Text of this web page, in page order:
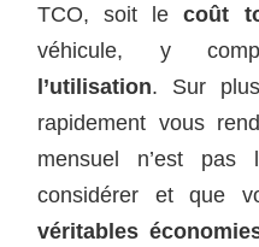
TCO, soit lecoût
véhicule, y
l’utilisation. Sur
rapidement vous
mensuel n’est pas
considérer et que
véritables